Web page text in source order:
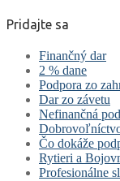
Pridajte sa
Finančný dar
2 % dane
Podpora zo
Dar zo závetu
Nefinančná
Čo dokáže
Rytieri a
Profesionálne